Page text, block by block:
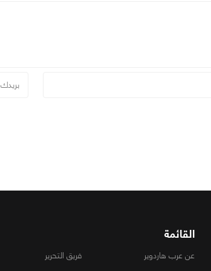
القائمة
عن عرب هاردوير
فريق التحرير